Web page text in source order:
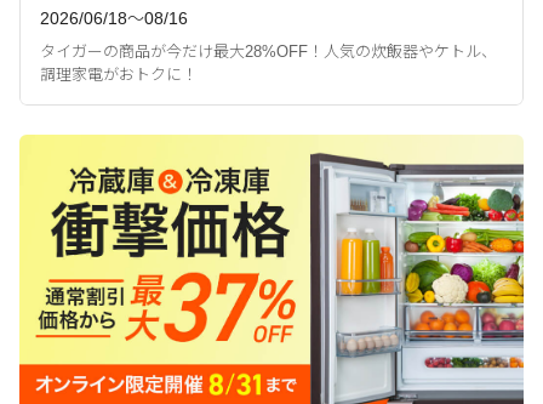
2026/06/18〜08/16
タイガーの商品が今だけ最大28%OFF！人気の炊飯器やケトル、
調理家電がおトクに！